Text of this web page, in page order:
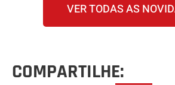
VER TODAS AS
COMPARTILHE: